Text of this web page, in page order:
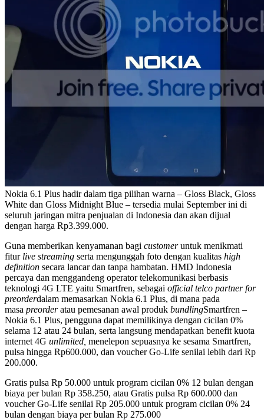
Nokia 6.1 Plus hadir dalam tiga pilihan warna – Gloss Black, Gloss
White dan Gloss Midnight Blue – tersedia mulai September ini di
seluruh jaringan mitra penjualan di Indonesia dan akan dijual
dengan harga Rp3.399.000.
Guna memberikan kenyamanan bagi customeruntuk menikmati
fitur live streaming serta mengunggah foto dengan kualitas high
definition secara lancar dan tanpa hambatan. HMD Indonesia
percaya dan menggandeng operator telekomunikasi berbasis
teknologi 4G LTE yaitu Smartfren, sebagai official telco partner for
preorderdalam memasarkan Nokia 6.1 Plus, di mana pada
masa preorderatau pemesanan awal produk bundlingSmartfren –
Nokia 6.1 Plus, pengguna dapat memilikinya dengan cicilan 0%
selama 12 atau 24 bulan, serta langsung mendapatkan benefit kuota
internet 4G unlimited, menelepon sepuasnya ke sesama Smartfren,
pulsa hingga Rp600.000, dan voucher Go-Life senilai lebih dari Rp
200.000.
Gratis pulsa Rp 50.000 untuk program cicilan 0% 12 bulan dengan
biaya per bulan Rp 358.250, atau Gratis pulsa Rp 600.000 dan
voucher Go-Life senilai Rp 205.000 untuk program cicilan 0% 24
bulan dengan biaya per bulan Rp 275.000